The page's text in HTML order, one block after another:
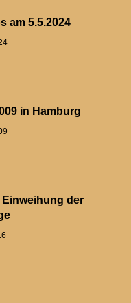
am 5.5.2024
in Hamburg
der